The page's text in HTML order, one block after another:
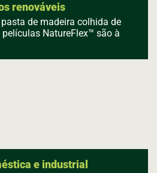
renováveis
de madeira colhida de
NatureFlex™ são à
e industrial